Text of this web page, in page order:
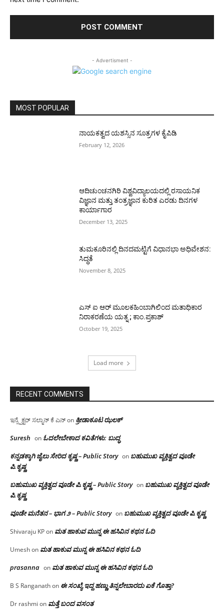
- Advertisment -
MOST POPULAR
ನಾಯಕತ್ವದ ಯಶಸ್ಸಿನ ಸೂತ್ರಗಳ ಕೈಪಿಡಿ
February 12, 2026
ಆದಿಚುಂಚನಗಿರಿ ವಿಶ್ವವಿದ್ಯಾಲಯದಲ್ಲಿ ರಸಾಯನಿಕ
ವಿಜ್ಞಾನ ಮತ್ತು ತಂತ್ರಜ್ಞಾನ ಕುರಿತ ಎರಡು ದಿನಗಳ
ಕಾರ್ಯಾಗಾರ
December 13, 2025
ತುಮಕೂರಿನಲ್ಲಿ ದಿನದಮಟ್ಟಿಗೆ ವಿಧಾನಭಾ ಅಧಿವೇಶನ:
ಸಿದ್ಧತೆ
November 8, 2025
ಎಸ್ ಐ ಆರ್ ಮೂಲಕಹಿಂಬಾಗಿಲಿಂದ ಮತಾಧಿಕಾರ
ನಿರಾಕರಣೆಯ ಯತ್ನ ; ಕಾಂ.ಪ್ರಕಾಶ್
October 19, 2025
Load more
RECENT COMMENTS
ಇನ್ಸ್ಪೆಕ್ಟರ್ ಸಲ್ಮಾನ್ ಕೆ ಎನ್on ಕ್ರೀಡಾಕೂಟ ಝಲಕ್
Suresh on ಓದಲೇಬೇಕಾದ‌ ಕವಿತೆಗಳು: ಬುದ್ಧ
ಕನ್ನಡಕ್ಕಾಗಿ ಜೈಲು ಸೇರಿದ ಕೃಷ್ಣ – Public Story on ಬಹುಮುಖ ವ್ಯಕ್ತಿತ್ವದ ವೂಡೇ
ಪಿ.ಕೃಷ್ಣ
ಬಹುಮುಖ ವ್ಯಕ್ತಿತ್ವದ ವೂಡೇ ಪಿ.ಕೃಷ್ಣ – Public Story on ಬಹುಮುಖ ವ್ಯಕ್ತಿತ್ವದ ವೂಡೇ
ಪಿ.ಕೃಷ್ಣ
ವೂಡೇ ಮನೆತನ – ಭಾಗ ೨ – Public Story on ಬಹುಮುಖ ವ್ಯಕ್ತಿತ್ವದ ವೂಡೇ ಪಿ.ಕೃಷ್ಣ
Shivaraju KPon ಮತ ಹಾಕುವ ಮುನ್ನ ಈ ಹಸಿವಿನ ಕಥನ ಓದಿ
Umeshon ಮತ ಹಾಕುವ ಮುನ್ನ ಈ ಹಸಿವಿನ ಕಥನ ಓದಿ
prasanna on ಮತ ಹಾಕುವ ಮುನ್ನ ಈ ಹಸಿವಿನ ಕಥನ ಓದಿ
B S Ranganathon ಈ ಸಂಖ್ಯೆ ಇದ್ದ ಹಣ್ಣು ತಿನ್ನಲೇಬಾರದು ಏಕೆ ಗೊತ್ತಾ?
Dr rashmi on ಮತ್ತೆ ಬಂದ ವಸಂತ